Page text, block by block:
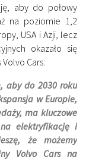
aby do połowy
na poziomie 1,2
USA i Azji, lecz
okazało się
Cars:
aby do 2030 roku
w Europie,
ma kluczowe
elektryfikację i
że możemy
Volvo Cars na